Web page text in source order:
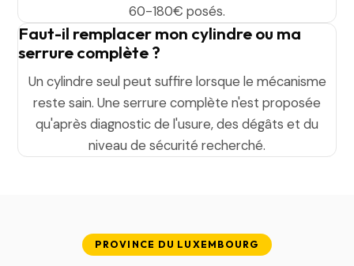
60-180€ posés.
Faut-il remplacer mon cylindre ou ma
serrure complète ?
Un cylindre seul peut suffire lorsque le mécanisme
reste sain. Une serrure complète n'est proposée
qu'après diagnostic de l'usure, des dégâts et du
niveau de sécurité recherché.
PROVINCE DU LUXEMBOURG